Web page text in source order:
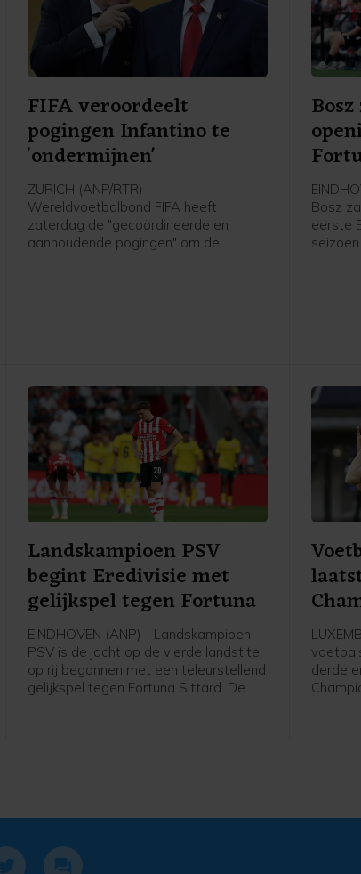
FIFA veroordeelt
pogingen Infantino te
'ondermijnen'
ZÜRICH (ANP/RTR) -
Wereldvoetbalbond FIFA heeft
zaterdag de "gecoördineerde en
aanhoudende pogingen" om de
Bosz
eerste
Landskampioen PSV
begint Eredivisie met
gelijkspel tegen Fortuna
EINDHOVEN (ANP) - Landskampioen
PSV is de jacht op de vierde landstitel
op rij begonnen met een teleurstellend
gelijkspel tegen Fortuna Sittard. De
derde